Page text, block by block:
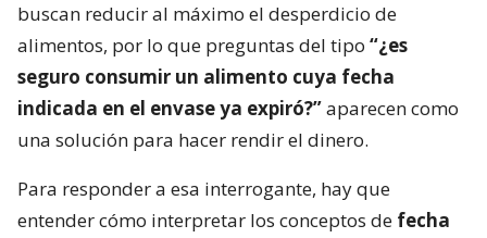
buscan reducir al máximo el desperdicio de
alimentos, por lo que preguntas del tipo “¿es
seguro consumir un alimento cuya fecha
indicada en el envase ya expiró?”aparecen como
una solución para hacer rendir el dinero.
Para responder a esa interrogante, hay que
entender cómo interpretar los conceptos de fecha